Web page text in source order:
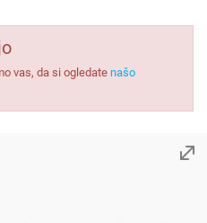
vas, da si ogledate našo